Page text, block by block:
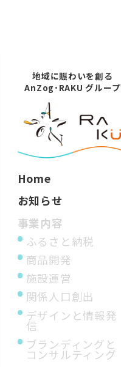
地域に賑わいを創る
AnZog･RAKU グループ
Home
お知らせ
事業内容
ふるさと納税
商品開発
施設運営
関係人口創出
デザインと情報発
信
ブランディングと
コンサルティング